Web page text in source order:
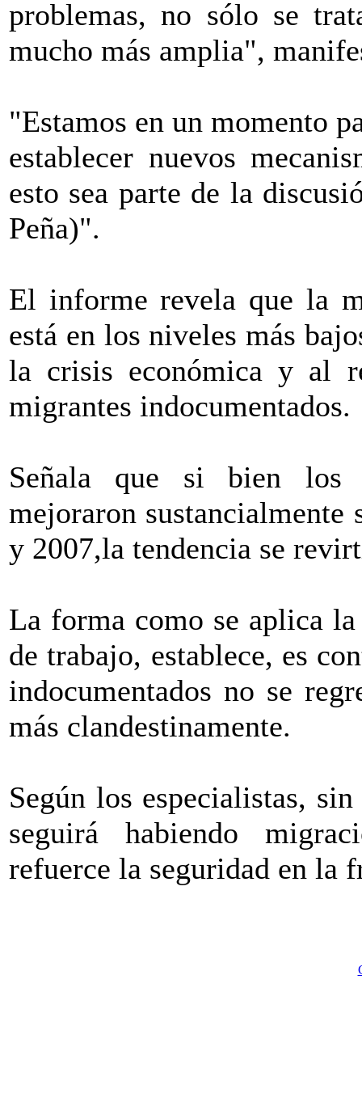
problemas, no sólo se
mucho más amplia",
"Estamos en un momento
establecer nuevos
esto sea parte de la
Peña)".
El informe revela que la
está en los niveles más
la crisis económica y al
migrantes indocumentados.
Señala que si bien los
mejoraron sustancialmente
y 2007,la tendencia se
La forma como se aplica
de trabajo, establece, es
indocumentados no se
más clandestinamente.
Según los especialistas,
seguirá habiendo
refuerce la seguridad en la